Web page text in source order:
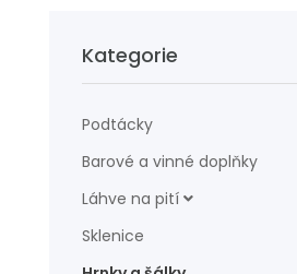
Kategorie
Podtácky
Barové a vinné doplňky
Láhve na pití
Sklenice